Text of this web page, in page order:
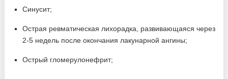
Синусит;
Острая ревматическая лихорадка, развивающаяся через
2-5 недель после окончания лакунарной ангины;
Острый гломерулонефрит;